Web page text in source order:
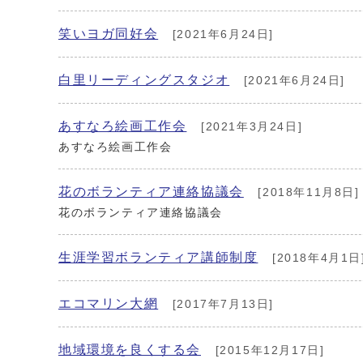
笑いヨガ同好会 [2021年6月24日]
白里リーディングスタジオ [2021年6月24日]
あすなろ絵画工作会
[2021年3月24日]
あすなろ絵画工作会
花のボランティア連絡協議会
[2018年11月8日]
花のボランティア連絡協議会
生涯学習ボランティア講師制度 [2018年4月1
エコマリン大網 [2017年7月13日]
地域環境を良くする会 [2015年12月17日]